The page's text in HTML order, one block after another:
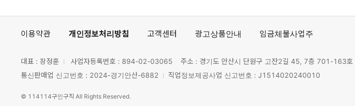
이용약관 개인정보처리방침 고객센터 광고상품안내 임금체불사업주
대표 : 장정훈 사업자등록번호 : 894-02-03065
주소 : 경기도 안산시 단원구 고잔2길 45, 7층 701-163호
통신판매업 신고번호 : 2024-경기안산-6882
직업정보제공사업 신고번호 : J1514020240010
© 114114구인구직 All Rights Reserved.